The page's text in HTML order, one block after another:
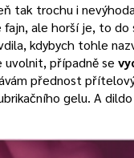
tak trochu i
fajn, ale horší je, to
kdybych tohle
případně se
přednost
gelu. A dildo